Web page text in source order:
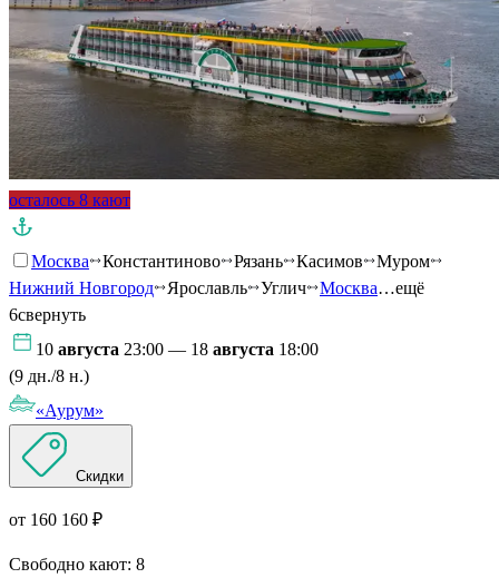
осталось 8 кают
Москва Константиново Рязань Касимов
Муром
Нижний Новгород
Ярославль Углич Москва…ещё
6свернуть
10 августа 23:00 — 18 августа 18:00
(9 дн./8 н.)
«Аурум»
Скидки
от 160 160 ₽
Свободно кают: 8